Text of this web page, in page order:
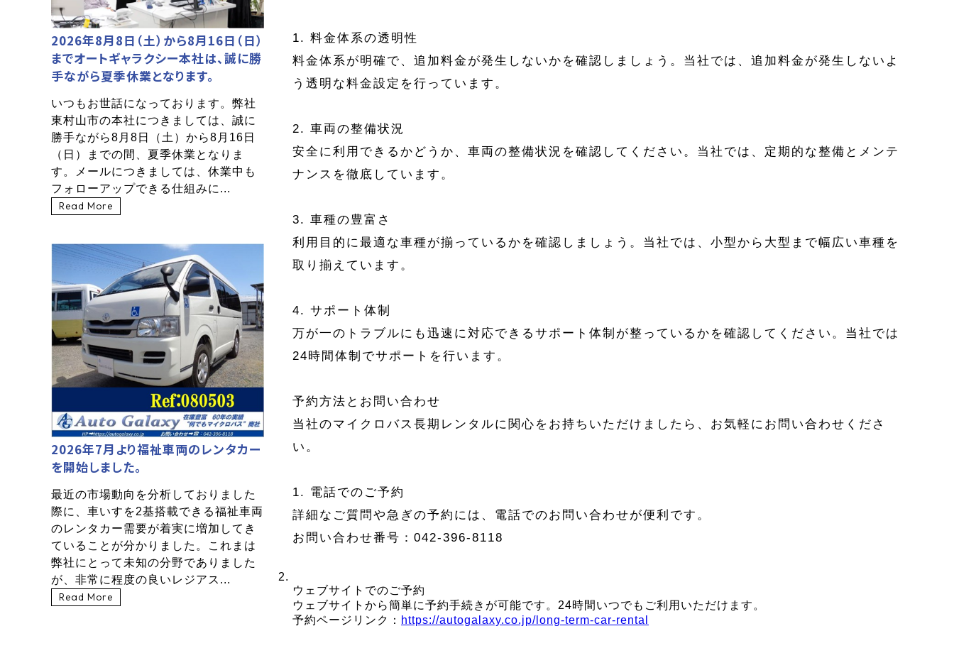
1. 料金体系の透明性
料金体系が明確で、追加料金が発生しないかを確認しましょう。当社では、追加料金が発生しないよ
う透明な料金設定を行っています。
2. 車両の整備状況
安全に利用できるかどうか、車両の整備状況を確認してください。当社では、定期的な整備とメンテ
ナンスを徹底しています。
3. 車種の豊富さ
利用目的に最適な車種が揃っているかを確認しましょう。当社では、小型から大型まで幅広い車種を
取り揃えています。
4. サポート体制
万が一のトラブルにも迅速に対応できるサポート体制が整っているかを確認してください。当社では
24時間体制でサポートを行います。
予約方法とお問い合わせ
当社のマイクロバス長期レンタルに関心をお持ちいただけましたら、お気軽にお問い合わせくださ
い。
1. 電話でのご予約
詳細なご質問や急ぎの予約には、電話でのお問い合わせが便利です。
お問い合わせ番号：042-396-8118
ウェブサイトでのご予約
ウェブサイトから簡単に予約手続きが可能です。24時間いつでもご利用いただけます。
予約ページリンク： https://autogalaxy.co.jp/long-term-car-rental
2026年8月8日（土）から8月16日（日）
までオートギャラクシー本社は、誠に勝
手ながら夏季休業となります。
いつもお世話になっております。弊社
東村山市の本社につきましては、誠に
勝手ながら8月8日（土）から8月16日
（日）までの間、夏季休業となりま
す。メールにつきましては、休業中も
フォローアップできる仕組みに...
Read More
2026年7月より福祉車両のレンタカー
を開始しました。
最近の市場動向を分析しておりました
際に、車いすを2基搭載できる福祉車両
のレンタカー需要が着実に増加してき
ていることが分かりました。これまは
弊社にとって未知の分野でありました
が、非常に程度の良いレジアス...
Read More